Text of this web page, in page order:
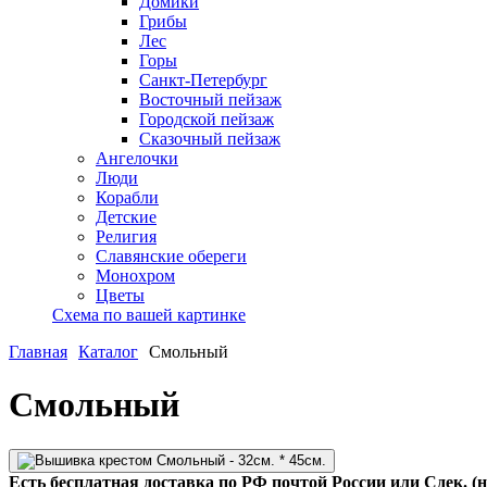
Грибы
Лес
Горы
Санкт-Петербург
Восточный пейзаж
Городской пейзаж
Сказочный пейзаж
Ангелочки
Люди
Корабли
Детские
Религия
Славянские обереги
Монохром
Цветы
Схема по вашей картинке
Главная Каталог Смольный
Смольный
Есть бесплатная доставка по РФ почтой России или Сдек.